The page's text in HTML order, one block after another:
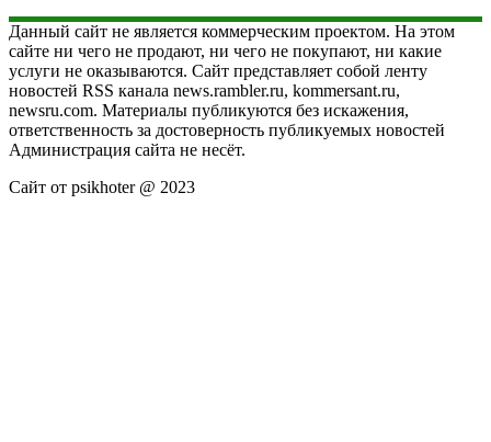
Данный сайт не является коммерческим проектом. На этом
сайте ни чего не продают, ни чего не покупают, ни какие
услуги не оказываются. Сайт представляет собой ленту
новостей RSS канала news.rambler.ru, kommersant.ru,
newsru.com. Материалы публикуются без искажения,
ответственность за достоверность публикуемых новостей
Администрация сайта не несёт.
Сайт от psikhoter @ 2023